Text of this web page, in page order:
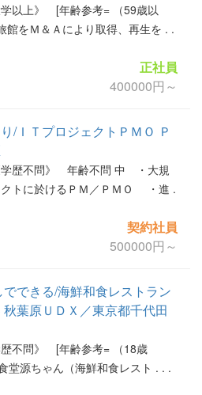
以上》 [年齢参考= （59歳以
をＭ＆Ａにより取得、再生を . .
正社員
400000円～
/ＩＴプロジェクトＰＭＯ Ｐ
学歴不問》 年齢不問 中 ・大規
トに於けるＰＭ／ＰＭＯ ・進 .
契約社員
500000円～
できる/海鮮和食レストラン
葉原ＵＤＸ／東京都千代田
不問》 [年齢参考= （18歳
源ちゃん（海鮮和食レスト . . .